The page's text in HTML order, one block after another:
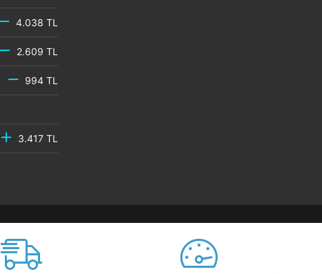
4.038 TL
2.609 TL
994 TL
3.417 TL